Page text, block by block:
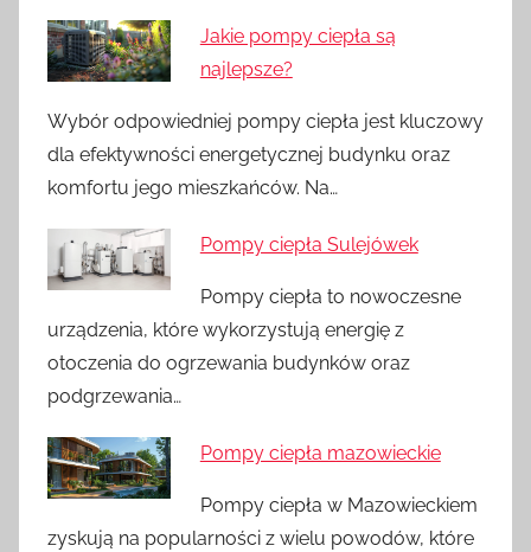
Jakie pompy ciepła są
najlepsze?
Wybór odpowiedniej pompy ciepła jest kluczowy
dla efektywności energetycznej budynku oraz
komfortu jego mieszkańców. Na…
Pompy ciepła Sulejówek
Pompy ciepła to nowoczesne
urządzenia, które wykorzystują energię z
otoczenia do ogrzewania budynków oraz
podgrzewania…
Pompy ciepła mazowieckie
Pompy ciepła w Mazowieckiem
zyskują na popularności z wielu powodów, które